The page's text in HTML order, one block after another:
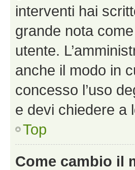
interventi hai
grande nota
utente.
anche il modo in
concesso l’uso
e devi chiedere a
Top
Come cambio il